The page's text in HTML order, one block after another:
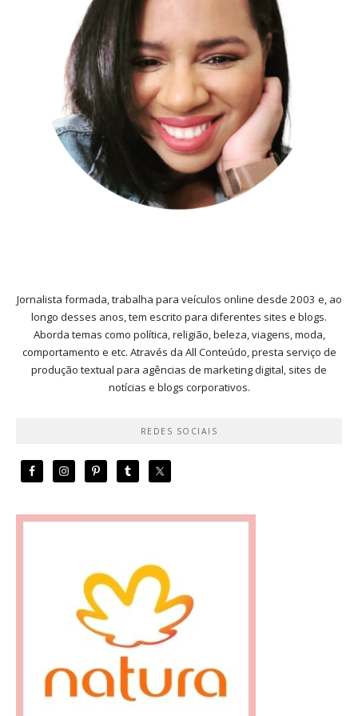
Jornalista formada, trabalha para veículos online desde 2003 e, ao
longo desses anos, tem escrito para diferentes sites e blogs.
Aborda temas como política, religião, beleza, viagens, moda,
comportamento e etc. Através da All Conteúdo, presta serviço de
produção textual para agências de marketing digital, sites de
notícias e blogs corporativos.
REDES SOCIAIS